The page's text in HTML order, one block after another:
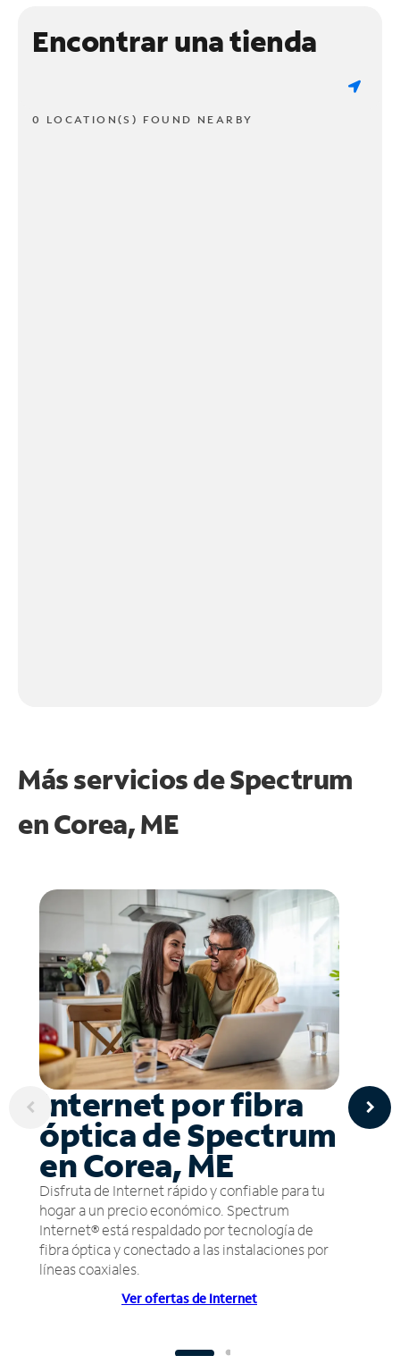
Encontrar una tienda
0 LOCATION(S) FOUND NEARBY
Más servicios de Spectrum
enCorea, ME
Internet por fibra
óptica de Spectrum
en Corea, ME
Disfruta de Internet rápido y confiable para tu
hogar a un precio económico. Spectrum
Internet® está respaldado por tecnología de
fibra óptica y conectado a las instalaciones por
líneas coaxiales.
Ver ofertas de Internet